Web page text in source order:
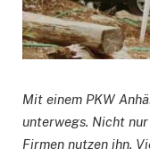
Mit einem PKW
unterwegs. Nicht
Firmen nutzen ihn.